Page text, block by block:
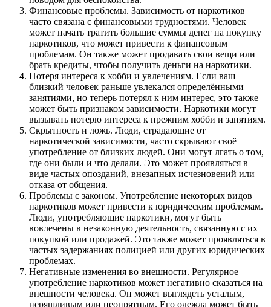
Финансовые проблемы. Зависимость от наркотиков
часто связана с финансовыми трудностями. Человек
может начать тратить большие суммы денег на покупку
наркотиков, что может привести к финансовым
проблемам. Он также может продавать свои вещи или
брать кредиты, чтобы получить деньги на наркотики.
Потеря интереса к хобби и увлечениям. Если ваш
близкий человек раньше увлекался определёнными
занятиями, но теперь потерял к ним интерес, это также
может быть признаком зависимости. Наркотики могут
вызывать потерю интереса к прежним хобби и занятиям.
Скрытность и ложь. Люди, страдающие от
наркотической зависимости, часто скрывают своё
употребление от близких людей. Они могут лгать о том,
где они были и что делали. Это может проявляться в
виде частых опозданий, внезапных исчезновений или
отказа от общения.
Проблемы с законом. Употребление некоторых видов
наркотиков может привести к юридическим проблемам.
Люди, употребляющие наркотики, могут быть
вовлечены в незаконную деятельность, связанную с их
покупкой или продажей. Это также может проявляться в
частых задержаниях полицией или других юридических
проблемах.
Негативные изменения во внешности. Регулярное
употребление наркотиков может негативно сказаться на
внешности человека. Он может выглядеть усталым,
неряшливым или неопрятным. Его одежда может быть